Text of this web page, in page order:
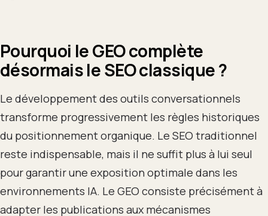
Pourquoi le GEO complète
désormais le SEO classique ?
Le développement des outils conversationnels
transforme progressivement les règles historiques
du positionnement organique. Le SEO traditionnel
reste indispensable, mais il ne suffit plus à lui seul
pour garantir une exposition optimale dans les
environnements IA. Le GEO consiste précisément à
adapter les publications aux mécanismes